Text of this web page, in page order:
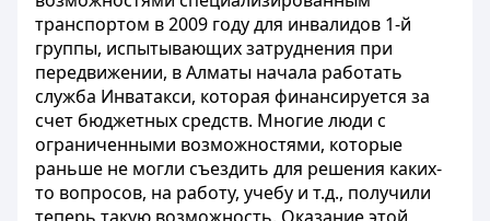
транспортом в 2009 году для инвалидов 1-й
группы, испытывающих затруднения при
передвижении, в Алматы начала работать
служба Инватакси, которая финансируется за
счет бюджетных средств. Многие люди с
ограниченными возможностями, которые
раньше не могли съездить для решения каких-
то вопросов, на работу, учебу и т.д., получили